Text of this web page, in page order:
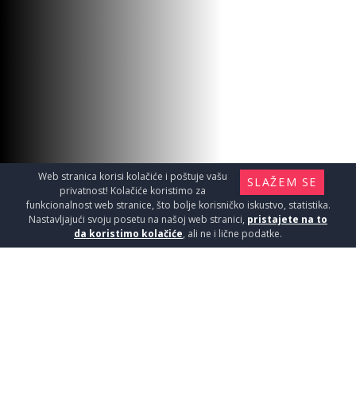
SLAŽEM SE
Web stranica korisi kolačiće i poštuje vašu
privatnost! Kolačiće koristimo za
funkcionalnost web stranice, što bolje korisničko iskustvo, statistika.
Nastavljajući svoju posetu na našoj web stranici, pristajete na to
da koristimo kolačiće, ali ne i lične podatke.